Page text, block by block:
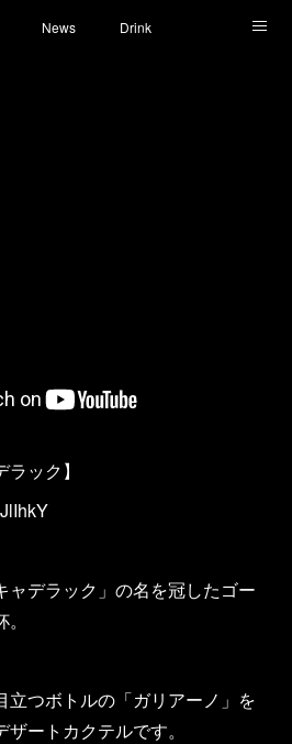
News Drink
ック】
ャデラック」の名を冠したゴー
立つボトルの「ガリアーノ」を
ートカクテルです。